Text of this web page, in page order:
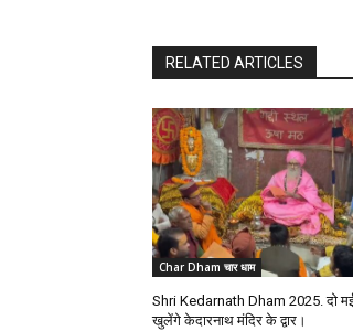
RELATED ARTICLES
Char Dham चार धाम
Shri Kedarnath Dham 2025. दो
खुलेंगे केदारनाथ मंदिर के द्वार।